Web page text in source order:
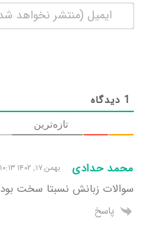
1 دیدگاه
تازه‌ترین
محمد حدادی بهمن ۱۷, ۱۴۰۲ ۱۰:۱۳ ب٫ظ
سوالات زبانش نسبتا سخت بود
پاسخ